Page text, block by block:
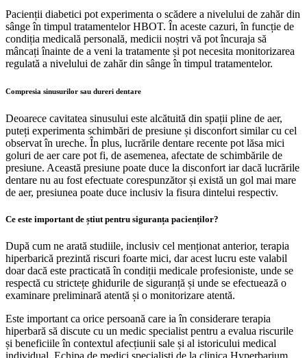
Pacienții diabetici pot experimenta o scădere a nivelului de zahăr din
sânge în timpul tratamentelor HBOT. În aceste cazuri, în funcție de
condiția medicală personală, medicii noștri vă pot încuraja să
mâncați înainte de a veni la tratamente și pot necesita monitorizarea
regulată a nivelului de zahăr din sânge în timpul tratamentelor.
Compresia sinusurilor sau dureri dentare
Deoarece cavitatea sinusului este alcătuită din spații pline de aer,
puteți experimenta schimbări de presiune și disconfort similar cu cel
observat în ureche. În plus, lucrările dentare recente pot lăsa mici
goluri de aer care pot fi, de asemenea, afectate de schimbările de
presiune. Această presiune poate duce la disconfort iar dacă lucrările
dentare nu au fost efectuate corespunzător și există un gol mai mare
de aer, presiunea poate duce inclusiv la fisura dintelui respectiv.
Ce este important de știut pentru siguranța pacienților?
După cum ne arată studiile, inclusiv cel menționat anterior, terapia
hiperbarică prezintă riscuri foarte mici, dar acest lucru este valabil
doar dacă este practicată în condiții medicale profesioniste, unde se
respectă cu strictețe ghidurile de siguranță și unde se efectuează o
examinare preliminară atentă și o monitorizare atentă.
Este important ca orice persoană care ia în considerare terapia
hiperbară să discute cu un medic specialist pentru a evalua riscurile
și beneficiile în contextul afecțiunii sale și al istoricului medical